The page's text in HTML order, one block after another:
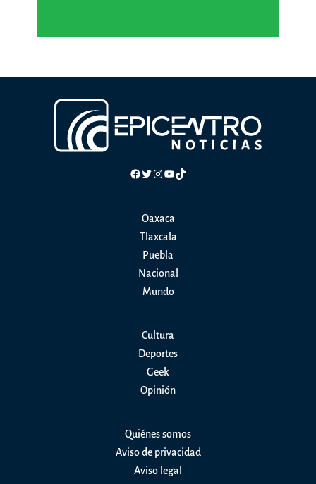
Facebook
Twitter
Instagram
YouTube
TikTok
Oaxaca
Tlaxcala
Puebla
Nacional
Mundo
Cultura
Deportes
Geek
Opinión
Quiénes somos
Aviso de privacidad
Aviso legal